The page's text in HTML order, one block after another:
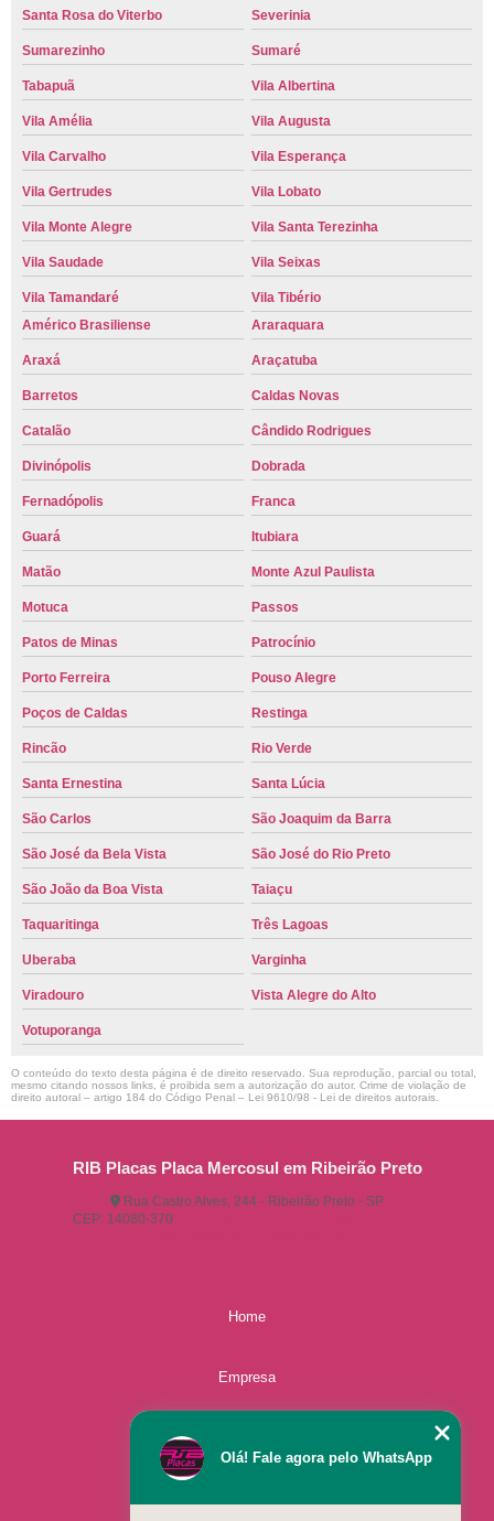
Santa Rosa do Viterbo Severinia
Sumarezinho Sumaré
Tabapuã Vila Albertina
Vila Amélia Vila Augusta
Vila Carvalho Vila Esperança
Vila Gertrudes Vila Lobato
Vila Monte Alegre Vila Santa Terezinha
Vila Saudade Vila Seixas
Vila Tamandaré
Vila Tibério
Américo Brasiliense
Araraquara
Araxá Araçatuba
Barretos Caldas Novas
Catalão Cândido Rodrigues
Divinópolis Dobrada
Fernadópolis Franca
Guará Itubiara
Matão Monte Azul Paulista
Motuca Passos
Patos de Minas Patrocínio
Porto Ferreira Pouso Alegre
Poços de Caldas Restinga
Rincão Rio Verde
Santa Ernestina Santa Lúcia
São Carlos São Joaquim da Barra
São José da Bela Vista São José do Rio Preto
São João da Boa Vista Taiaçu
Taquaritinga Três Lagoas
Uberaba Varginha
Viradouro Vista Alegre do Alto
Votuporanga
O conteúdo do texto desta página é de direito reservado. Sua reprodução, parcial ou total,
mesmo citando nossos links, é proibida sem a autorização do autor. Crime de violação de
direito autoral – artigo 184 do Código Penal – Lei 9610/98 - Lei de direitos autorais
RIB Placas Placa Mercosul em Ribeirão Preto
Rua Castro Alves, 244 - Ribeirão Preto - SP
CEP: 14080-370
Home
Empresa
Olá! Fale agora pelo WhatsApp